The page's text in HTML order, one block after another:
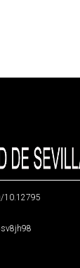
10.12795